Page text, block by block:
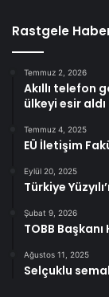
Rastgele
Temmuz 2, 2026
Akıllı telefon
ülkeyi esir aldı
Temmuz 4, 2025
EÜ İletişim
Eylül 20, 2025
Türkiye
Şubat 9, 2026
TOBB Başkanı
Ağustos 11, 2025
Selçuklu